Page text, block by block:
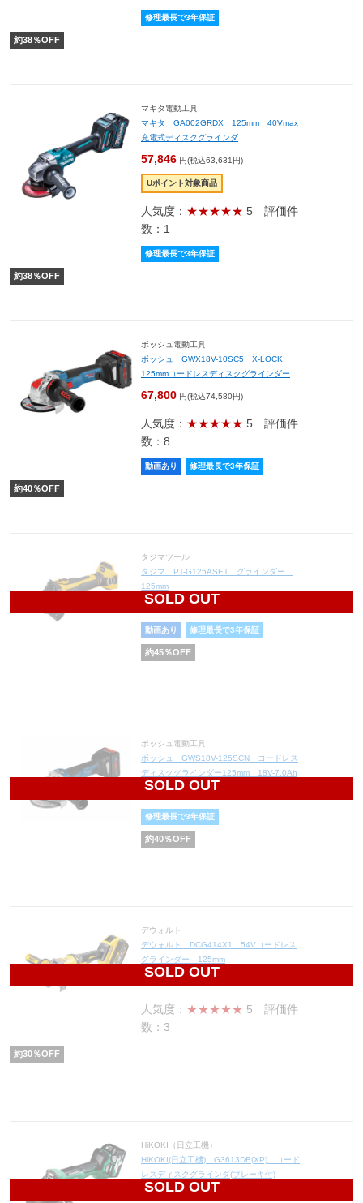
修理最長で3年保証
約38％OFF
マキタ電動工具
マキタ GA002GRDX 125mm 40Vmax
充電式ディスクグラインダ
57,846 円(税込63,631円)
Uポイント対象商品
人気度： ★★★★★ 5 評価件
数：1
修理最長で3年保証
約38％OFF
ボッシュ電動工具
ボッシュ GWX18V-10SC5 X-LOCK
125mmコードレスディスクグラインダー
67,800 円(税込74,580円)
人気度： ★★★★★ 5 評価件
数：8
動画あり 修理最長で3年保証
約40％OFF
SOLD OUT
タジマツール
タジマ PT-G125ASET グラインダー
125mm
39,765
動画あり 修理最長で3年保証
約45％OFF
SOLD OUT
ボッシュ電動工具
ボッシュ GWS18V-125SCN コードレス
ディスクグラインダー125mm 18V-7.0Ah
58,200
修理最長で3年保証
約40％OFF
SOLD OUT
デウォルト
デウォルト DCG414X1 54Vコードレス
グラインダー 125mm
45,500
人気度： ★★★★★ 5 評価件
数：3
約30％OFF
SOLD OUT
HiKOKI（日立工機）
HiKOKI(日立工機) G3613DB(XP) コード
レスディスクグラインダ(ブレーキ付)
40,486